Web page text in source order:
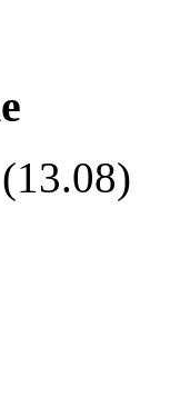
(13.08)